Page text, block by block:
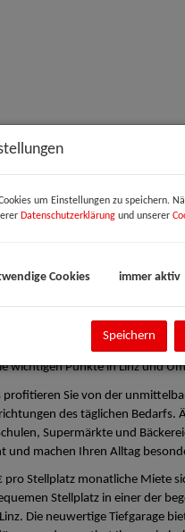
– perfekt für Ihr Fahrzeuge!
nicht nur durch ihre
ihre zentrale Lage mit
Ob Bus oder Straßenbahn –
wichtigen Punkte in Linz und
profitieren Sie von der
des täglichen Bedarfs.
Supermärkte und
und machen Ihren Alltag
pro Stellplatz monatliche Miete
Stellplatz in einer der
Die neuwertige Tiefgarage
um Einstellungen zu speichern.
Datenschutzerklärung und unserer
Cookies immer aktiv
Speichern